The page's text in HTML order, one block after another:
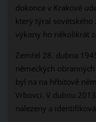
dokonce v Krakově
který týral sovětského
výkony ho několikrát
Zemřel 28. dubna
německých
byl na na hřbitově
Vrbovci. V dubnu
nalezeny a